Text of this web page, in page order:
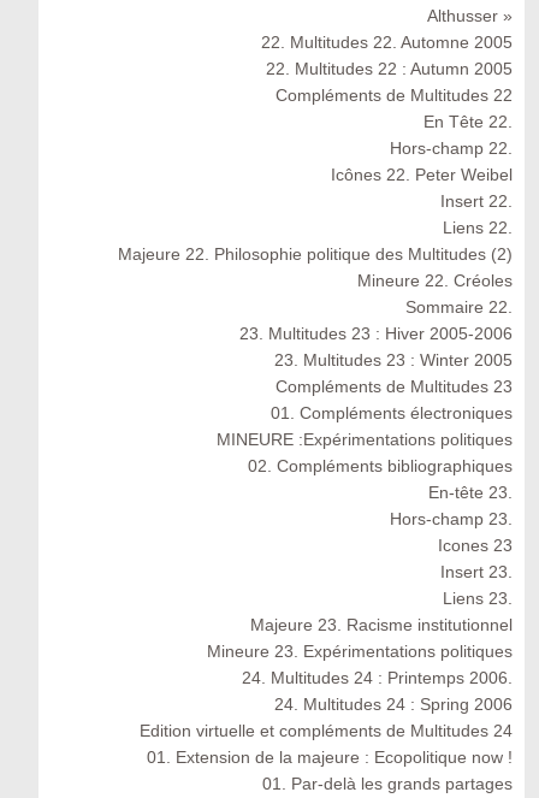
Althusser »
22. Multitudes 22. Automne 2005
22. Multitudes 22 : Autumn 2005
Compléments de Multitudes 22
En Tête 22.
Hors-champ 22.
Icônes 22. Peter Weibel
Insert 22.
Liens 22.
Majeure 22. Philosophie politique des Multitudes (2)
Mineure 22. Créoles
Sommaire 22.
23. Multitudes 23 : Hiver 2005-2006
23. Multitudes 23 : Winter 2005
Compléments de Multitudes 23
01. Compléments électroniques
MINEURE :Expérimentations politiques
02. Compléments bibliographiques
En-tête 23.
Hors-champ 23.
Icones 23
Insert 23.
Liens 23.
Majeure 23. Racisme institutionnel
Mineure 23. Expérimentations politiques
24. Multitudes 24 : Printemps 2006.
24. Multitudes 24 : Spring 2006
Edition virtuelle et compléments de Multitudes 24
01. Extension de la majeure : Ecopolitique now !
01. Par-delà les grands partages